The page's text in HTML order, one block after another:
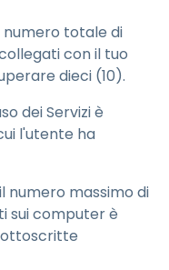
numero totale di
con il tuo
dieci (10).
dei Servizi è
l'utente ha
numero massimo di
sui computer è